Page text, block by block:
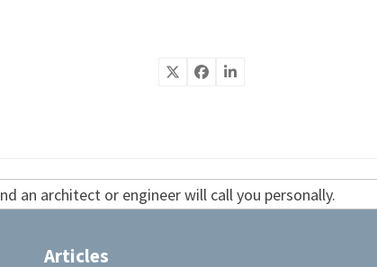
an architect or engineer will call you personally.
Articles